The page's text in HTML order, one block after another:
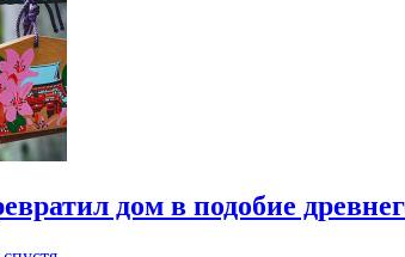
дом в подобие